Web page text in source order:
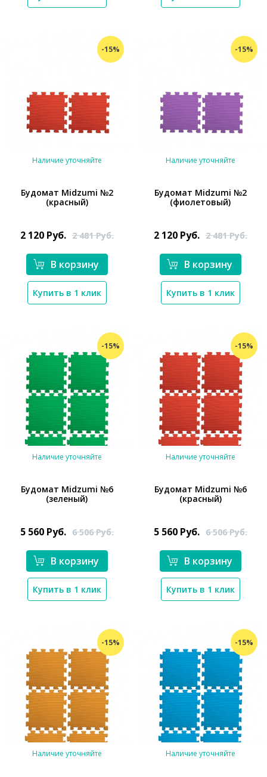
-15%
*}
Наличие уточняйте
Будомат Midzumi №2
(красный)
2 120 Руб. 2 481Руб.
В корзину
Купить в 1 клик
-15%
*}
Наличие уточняйте
Будомат Midzumi №2
(фиолетовый)
2 120 Руб. 2 481Руб.
В корзину
Купить в 1 клик
-15%
*}
Наличие уточняйте
Будомат Midzumi №6
(зеленый)
5 560 Руб. 6 506Руб.
В корзину
Купить в 1 клик
-15%
*}
Наличие уточняйте
Будомат Midzumi №6
(красный)
5 560 Руб. 6 506Руб.
В корзину
Купить в 1 клик
-15%
Наличие уточняйте
-15%
Наличие уточняйте